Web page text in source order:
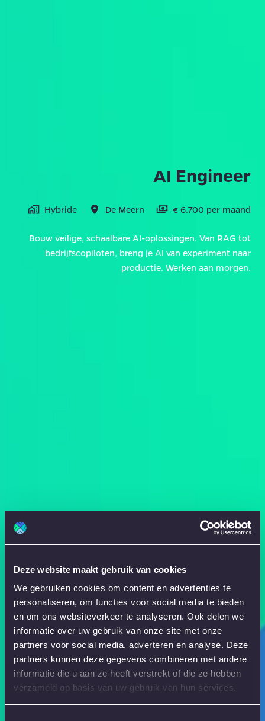
Deze website maakt gebruik van cookies
We gebruiken cookies om content en advertenties te
personaliseren, om functies voor social media te bieden
en om ons websiteverkeer te analyseren. Ook delen we
informatie over uw gebruik van onze site met onze
partners voor social media, adverteren en analyse. Deze
partners kunnen deze gegevens combineren met andere
informatie die u aan ze heeft verstrekt of die ze hebben
verzameld op basis van uw gebruik van hun services.
AI Engineer
Hybride De Meern € 6.700 per maand
Bouw veilige, schaalbare AI-oplossingen. Van RAG tot
bedrijfscopiloten, breng je AI van experiment naar
productie. Werken aan morgen.